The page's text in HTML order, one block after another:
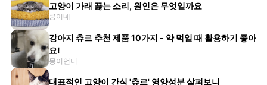
고양이 가래 끓는 소리, 원인은 무엇일까요
콩이네
강아지 츄르 추천 제품 10가지 - 약 먹일 때 활용하기 좋아
요!
몽이언니
대표적인 고양이 간식 '츄르' 영양성분 살펴보니